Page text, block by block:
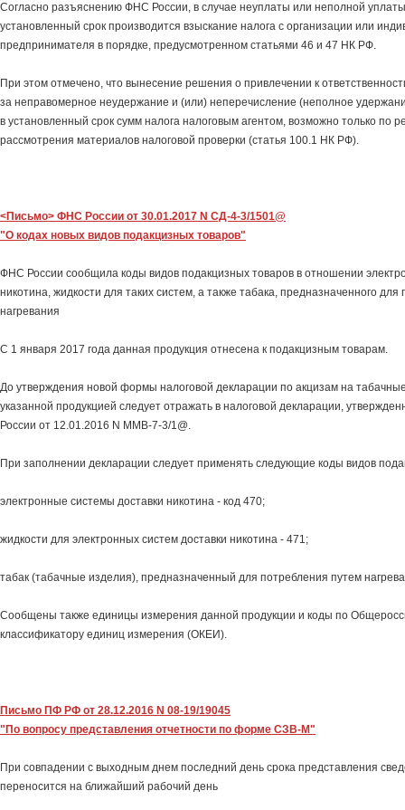
Согласно разъяснению ФНС России, в случае неуплаты или неполной
установленный срок производится взыскание налога с организации или
предпринимателя в порядке, предусмотренном статьями 46 и 47 НК РФ.
При этом отмечено, что вынесение решения о привлечении к
за неправомерное неудержание и (или) неперечисление (неполное
в установленный срок сумм налога налоговым агентом, возможно только по
рассмотрения материалов налоговой проверки (статья 100.1 НК РФ).
<Письмо> ФНС России от 30.01.2017 N СД-4-3/1501@
"О кодах новых видов подакцизных товаров"
ФНС России сообщила коды видов подакцизных товаров в отношении
никотина, жидкости для таких систем, а также табака, предназначенного
нагревания
С 1 января 2017 года данная продукция отнесена к подакцизным товарам.
До утверждения новой формы налоговой декларации по акцизам на
указанной продукцией следует отражать в налоговой декларации,
России от 12.01.2016 N ММВ-7-3/1@.
При заполнении декларации следует применять следующие коды видов
электронные системы доставки никотина - код 470;
жидкости для электронных систем доставки никотина - 471;
табак (табачные изделия), предназначенный для потребления путем
Сообщены также единицы измерения данной продукции и коды по
классификатору единиц измерения (ОКЕИ).
Письмо ПФ РФ от 28.12.2016 N 08-19/19045
"По вопросу представления отчетности по форме СЗВ-М"
При совпадении с выходным днем последний день срока представления
переносится на ближайший рабочий день